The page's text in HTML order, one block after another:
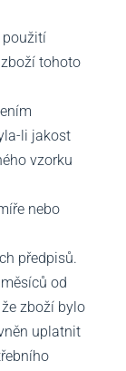
použití
tohoto
li jakost
vzorku
nebo
předpisů.
od
zboží bylo
uplatnit